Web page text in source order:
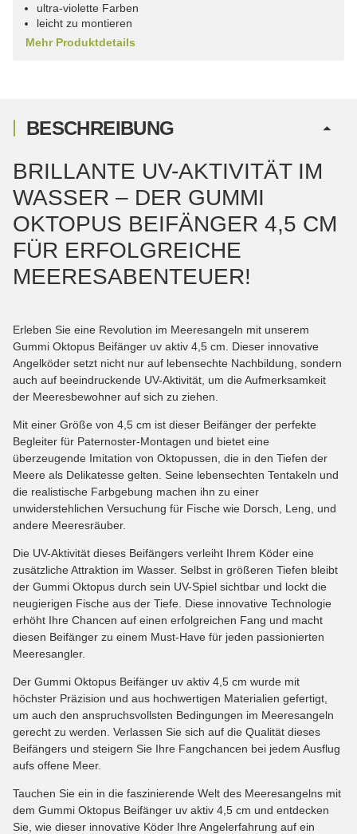
ultra-violette Farben
leicht zu montieren
Mehr Produktdetails
BESCHREIBUNG
BRILLANTE UV-AKTIVITÄT IM
WASSER – DER GUMMI
OKTOPUS BEIFÄNGER 4,5 CM
FÜR ERFOLGREICHE
MEERESABENTEUER!
Erleben Sie eine Revolution im Meeresangeln mit unserem
Gummi Oktopus Beifänger uv aktiv 4,5 cm. Dieser innovative
Angelköder setzt nicht nur auf lebensechte Nachbildung, sondern
auch auf beeindruckende UV-Aktivität, um die Aufmerksamkeit
der Meeresbewohner auf sich zu ziehen.
Mit einer Größe von 4,5 cm ist dieser Beifänger der perfekte
Begleiter für Paternoster-Montagen und bietet eine
überzeugende Imitation von Oktopussen, die in den Tiefen der
Meere als Delikatesse gelten. Seine lebensechten Tentakeln und
die realistische Farbgebung machen ihn zu einer
unwiderstehlichen Versuchung für Fische wie Dorsch, Leng, und
andere Meeresräuber.
Die UV-Aktivität dieses Beifängers verleiht Ihrem Köder eine
zusätzliche Attraktion im Wasser. Selbst in größeren Tiefen bleibt
der Gummi Oktopus durch sein UV-Spiel sichtbar und lockt die
neugierigen Fische aus der Tiefe. Diese innovative Technologie
erhöht Ihre Chancen auf einen erfolgreichen Fang und macht
diesen Beifänger zu einem Must-Have für jeden passionierten
Meeresangler.
Der Gummi Oktopus Beifänger uv aktiv 4,5 cm wurde mit
höchster Präzision und aus hochwertigen Materialien gefertigt,
um auch den anspruchsvollsten Bedingungen im Meeresangeln
gerecht zu werden. Verlassen Sie sich auf die Qualität dieses
Beifängers und steigern Sie Ihre Fangchancen bei jedem Ausflug
aufs offene Meer.
Tauchen Sie ein in die faszinierende Welt des Meeresangelns mit
dem Gummi Oktopus Beifänger uv aktiv 4,5 cm und entdecken
Sie, wie dieser innovative Köder Ihre Angelerfahrung auf ein